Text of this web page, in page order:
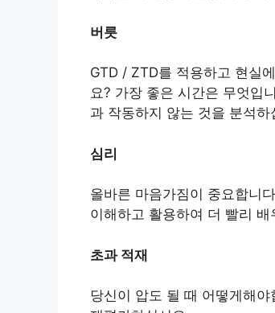
버릇
GTD / ZTD를 적용하고 현실
요? 가장 좋은 시간은 무엇입
과 작동하지 않는 것을 분석하
심리
올바른 마음가짐이 중요합니
이해하고 활용하여 더 빨리 배
초과 적재
당신이 압도 될 때 어떻게해